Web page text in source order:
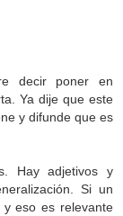
decir poner en
Ya dije que este
y difunde que es
Hay adjetivos y
Si un
eso es relevante